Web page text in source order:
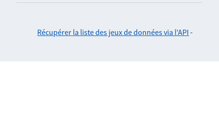
Récupérer la liste des jeux de données via l'API -